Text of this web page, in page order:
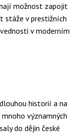
možnost zapojit
stáže v prestižních
v moderním
historií a na
významných
do dějin české